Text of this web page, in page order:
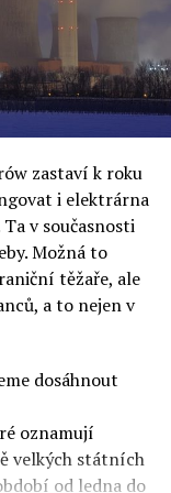
Tuska, který
mu všechno
řekl Rafał
a ironicky
hřebčince
koní za 600
jako
za 2,5
partou
koní. Ve vidění
prodeji koní o
vydávání víz
nelegálně
to dokonce
která přišla
zastaví k roku
i elektrárna
v současnosti
Možná to
těžaře, ale
a to nejen v
dosáhnout
oznamují
velkých státních
od ledna do